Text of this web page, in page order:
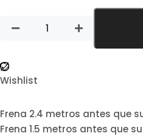
Wishlist
Frena 2.4 metros antes que
Frena 1.5 metros antes que